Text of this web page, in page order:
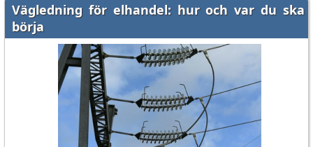
Vägledning för elhandel: hur och var du ska
börja